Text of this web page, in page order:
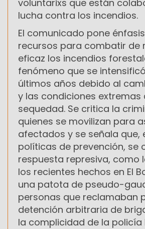
voluntarixs que están
lucha contra los incendios.
El comunicado pone
recursos para combatir de
eficaz los incendios
fenómeno que se
últimos años debido al
y las condiciones extremas
sequedad. Se critica la
quienes se movilizan para
afectados y se señala que,
políticas de prevención, se
respuesta represiva, como
los recientes hechos en El
una patota de pseudo-
personas que reclamaban
detención arbitraria de
la complicidad de la policía